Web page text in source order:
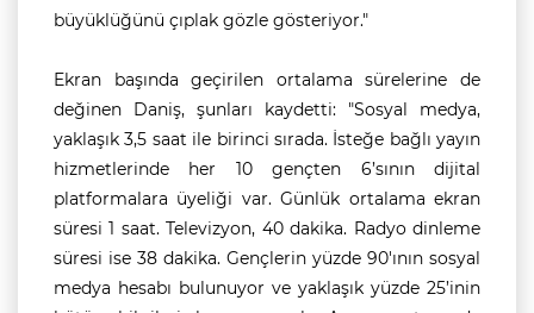
büyüklüğünü çıplak gözle gösteriyor."
Ekran başında geçirilen ortalama sürelerine de
değinen Daniş, şunları kaydetti: "Sosyal medya,
yaklaşık 3,5 saat ile birinci sırada. İsteğe bağlı yayın
hizmetlerinde her 10 gençten 6’sının dijital
platformalara üyeliği var. Günlük ortalama ekran
süresi 1 saat. Televizyon, 40 dakika. Radyo dinleme
süresi ise 38 dakika. Gençlerin yüzde 90'ının sosyal
medya hesabı bulunuyor ve yaklaşık yüzde 25’inin